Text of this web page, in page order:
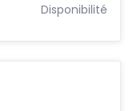
Disponibilité